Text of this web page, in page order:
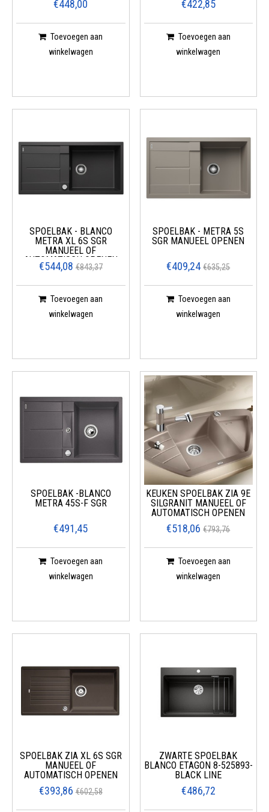
€448,00
Toevoegen aan
winkelwagen
€422,85
Toevoegen aan
winkelwagen
SPOELBAK - BLANCO
METRA XL 6S SGR
MANUEEL OF
AUTOMATISCH OPENEN
€544,08 €843,37
Toevoegen aan
winkelwagen
SPOELBAK - METRA 5S
SGR MANUEEL OPENEN
€409,24 €635,25
Toevoegen aan
winkelwagen
SPOELBAK -BLANCO
METRA 45S-F SGR
€491,45
Toevoegen aan
winkelwagen
KEUKEN SPOELBAK ZIA 9E
SILGRANIT MANUEEL OF
AUTOMATISCH OPENEN
€518,06 €793,76
Toevoegen aan
winkelwagen
SPOELBAK ZIA XL 6S SGR
MANUEEL OF
AUTOMATISCH OPENEN
€393,86 €602,58
ZWARTE SPOELBAK
BLANCO ETAGON 8-525893-
BLACK LINE
€486,72